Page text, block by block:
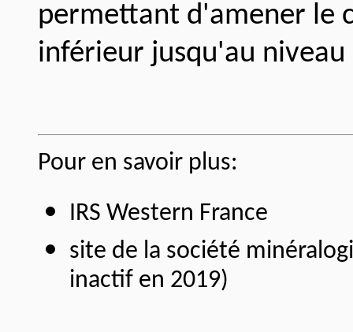
permettant d'amener le
inférieur jusqu'au
Pour en savoir plus:
IRS Western France
site de la société
inactif en 2019)